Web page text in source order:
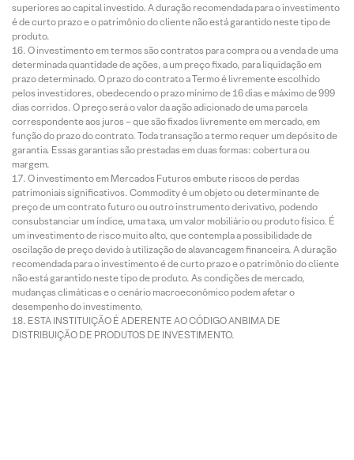
superiores ao capital investido. A duração recomendada para o investimento
é de curto prazo e o patrimônio do cliente não está garantido neste tipo de
produto.
O investimento em termos são contratos para compra ou a venda de uma
determinada quantidade de ações, a um preço fixado, para liquidação em
prazo determinado. O prazo do contrato a Termo é livremente escolhido
pelos investidores, obedecendo o prazo mínimo de 16 dias e máximo de 999
dias corridos. O preço será o valor da ação adicionado de uma parcela
correspondente aos juros – que são fixados livremente em mercado, em
função do prazo do contrato. Toda transação a termo requer um depósito de
garantia. Essas garantias são prestadas em duas formas: cobertura ou
margem.
O investimento em Mercados Futuros embute riscos de perdas
patrimoniais significativos. Commodity é um objeto ou determinante de
preço de um contrato futuro ou outro instrumento derivativo, podendo
consubstanciar um índice, uma taxa, um valor mobiliário ou produto físico. É
um investimento de risco muito alto, que contempla a possibilidade de
oscilação de preço devido à utilização de alavancagem financeira. A duração
recomendada para o investimento é de curto prazo e o patrimônio do cliente
não está garantido neste tipo de produto. As condições de mercado,
mudanças climáticas e o cenário macroeconômico podem afetar o
desempenho do investimento.
ESTA INSTITUIÇÃO É ADERENTE AO CÓDIGO ANBIMA DE
DISTRIBUIÇÃO DE PRODUTOS DE INVESTIMENTO.